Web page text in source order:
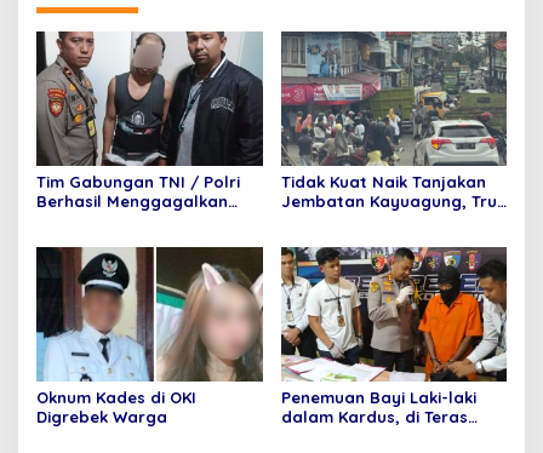
Tim Gabungan TNI / Polri
Berhasil Menggagalkan
Ekstasi Di Bandara
Internasional Minangkabau
Tidak Kuat Naik Tanjakan
Jembatan Kayuagung, Truk
Oknum Kades di OKI
Digrebek Warga
Penemuan Bayi Laki-laki
dalam Kardus, di Teras